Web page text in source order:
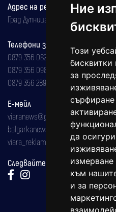
Ние
Този
бисквитки
за
сърфиране
да
към
и за
Адрес на редакцията
Град Дупница, ул.''Христо Ботев" 43
Телефони за реклама и
0879 356 082
0879 356 098
0879 356 289
Е-мейл
viaranews@gmail.com
balgarkanews@gmail.com
viara_reklama@mail.bg
Следвайте ни: